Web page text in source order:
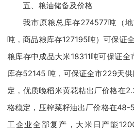
五、粮油储备及价格
我市原粮总库存274577吨（
吨，商品粮库存127195吨）可保证
粮库存中成品大米18311吨可保证
库存52145 吨，可保证全市229天
定，优质晚稻米黄花粘出厂价格在
格稳定，压榨菜籽油出厂价格在48-
工企业全部复产，大米日产能